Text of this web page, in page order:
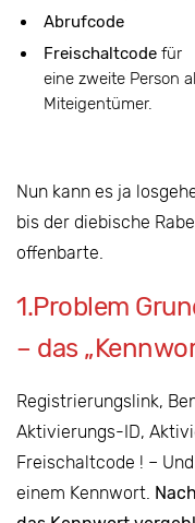
Abrufcode
Freischaltcode für
eine zweite Person
Miteigentümer.
Nun kann es ja
bis der diebische
offenbarte.
1.Problem
– das
Registrierungslink,
Aktivierungs-ID,
Freischaltcode ! –
einem Kennwort.